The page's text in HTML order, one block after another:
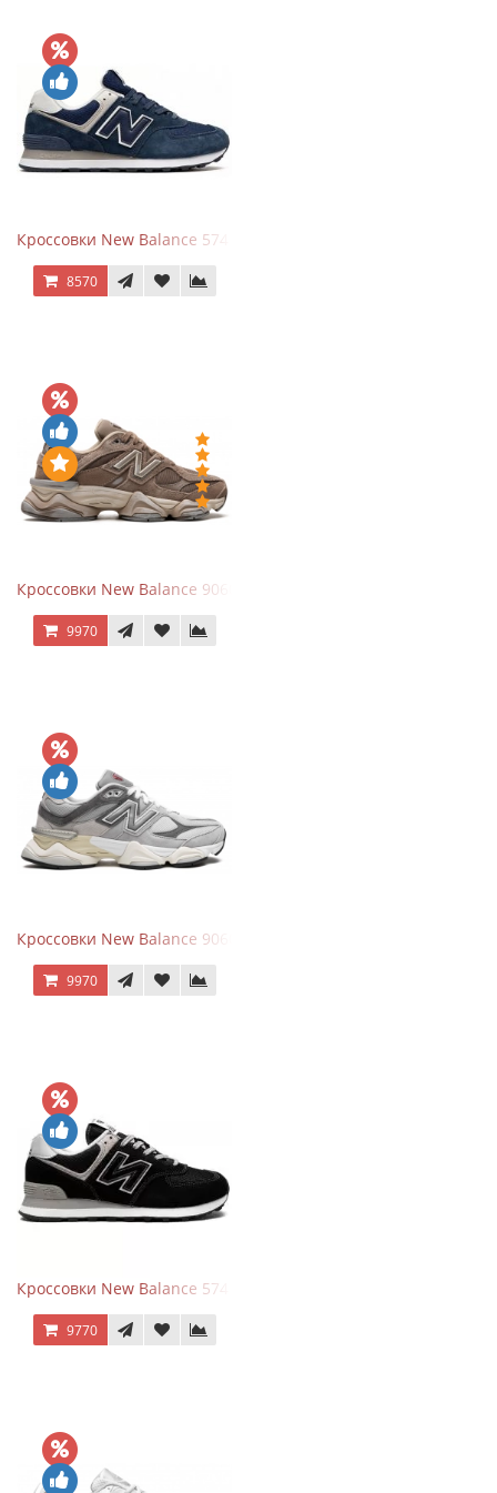
Кроссовки New Balance 574 Navy Blue White
8570
Кроссовки New Balance 9060 Mushroom
9970
Кроссовки New Balance 9060 Rain Cloud Grey
9970
Кроссовки New Balance 574 Evergreen Black
9770